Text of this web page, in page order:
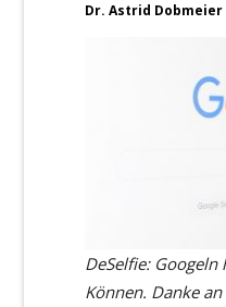
Dr. Astrid Dobmeier
DeSelfie:
Können. Danke